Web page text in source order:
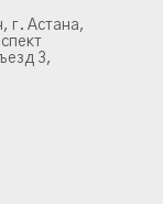
г. Астана,
3,